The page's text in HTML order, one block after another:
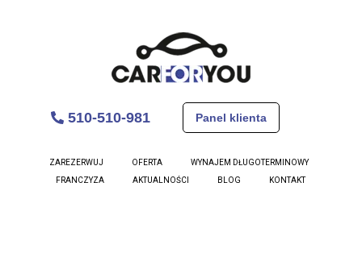
510-510-981 Panel klienta
ZAREZERWUJ OFERTA
WYNAJEM DŁUGOTERMINOWY
FRANCZYZA
AKTUALNOŚCI BLOG KONTAKT
Fiat Tipo